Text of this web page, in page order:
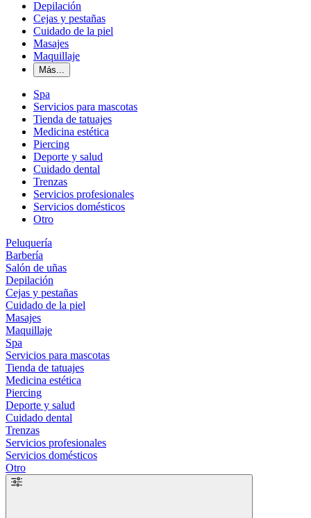
Depilación
Cejas y pestañas
Cuidado de la piel
Masajes
Maquillaje
Más...
Spa
Servicios para mascotas
Tienda de tatuajes
Medicina estética
Piercing
Deporte y salud
Cuidado dental
Trenzas
Servicios profesionales
Servicios domésticos
Otro
Peluquería
Barbería
Salón de uñas
Depilación
Cejas y pestañas
Cuidado de la piel
Masajes
Maquillaje
Spa
Servicios para mascotas
Tienda de tatuajes
Medicina estética
Piercing
Deporte y salud
Cuidado dental
Trenzas
Servicios profesionales
Servicios domésticos
Otro